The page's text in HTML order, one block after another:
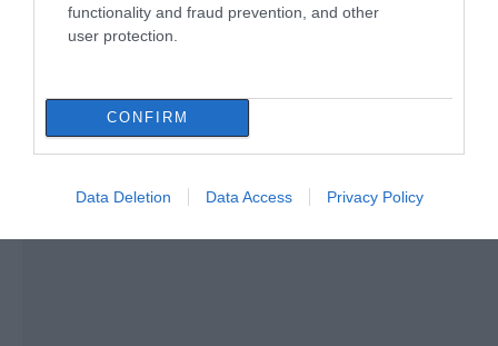
functionality and fraud prevention, and other
user protection.
CONFIRM
Data Deletion Data Access Privacy Policy
09.08.2026 | 14:20